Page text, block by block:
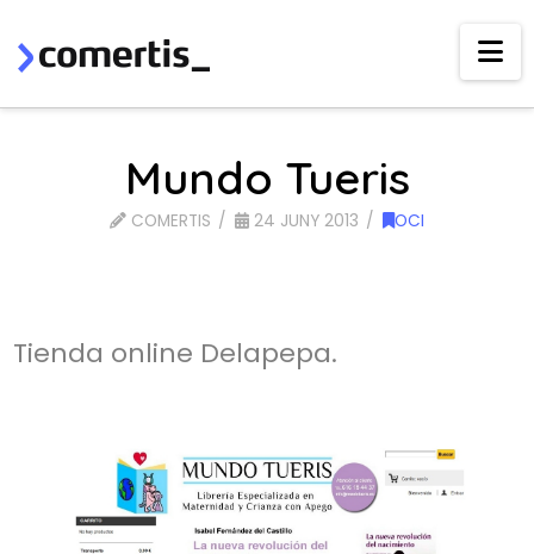
Mundo Tueris
COMERTIS 24 JUNY 2013 OCI
Tienda online Delapepa.